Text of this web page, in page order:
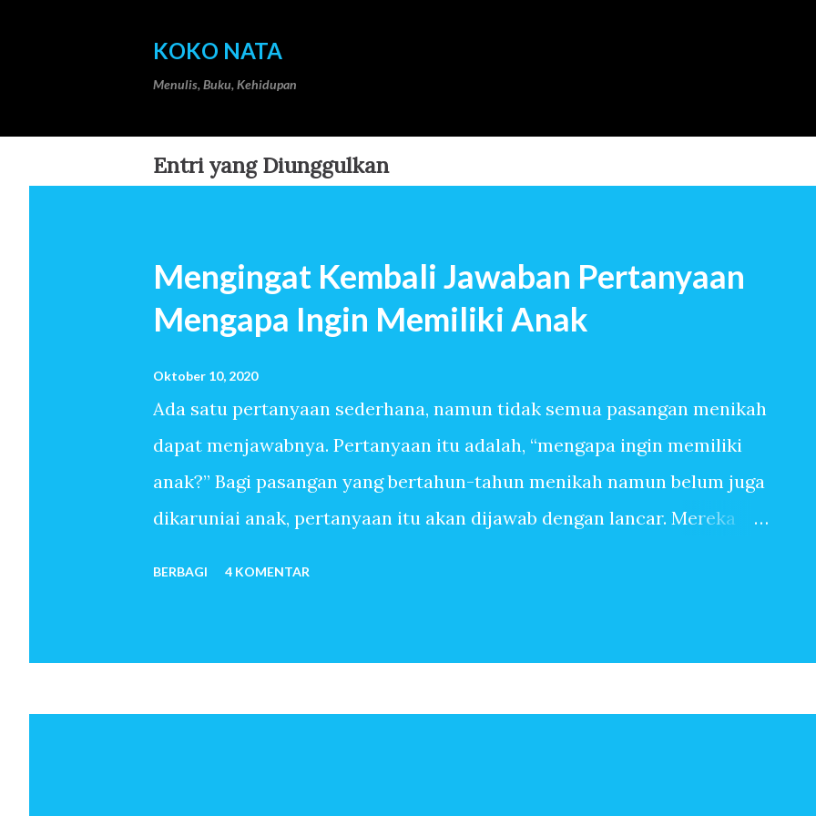
KOKO NATA
Menulis, Buku, Kehidupan
Entri yang Diunggulkan
Mengingat Kembali Jawaban Pertanyaan
Mengapa Ingin Memiliki Anak
Oktober 10, 2020
Ada satu pertanyaan sederhana, namun tidak semua pasangan menikah
dapat menjawabnya. Pertanyaan itu adalah, “mengapa ingin memiliki
anak?” Bagi pasangan yang bertahun-tahun menikah namun belum juga
dikaruniai anak, pertanyaan itu akan dijawab dengan lancar. Mereka
oleh-Nya, pertanyaan mengapa ingin memiliki anak, bisa jadi terbersit
BERBAGI 4 KOMENTAR